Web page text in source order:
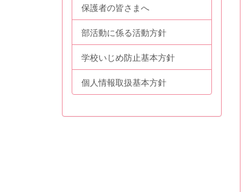
保護者の皆さまへ
部活動に係る活動方針
学校いじめ防止基本方針
個人情報取扱基本方針